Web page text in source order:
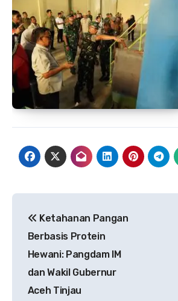
pos
Ketahanan Pangan
Berbasis Protein
Hewani: Pangdam IM
dan Wakil Gubernur
Aceh Tinjau